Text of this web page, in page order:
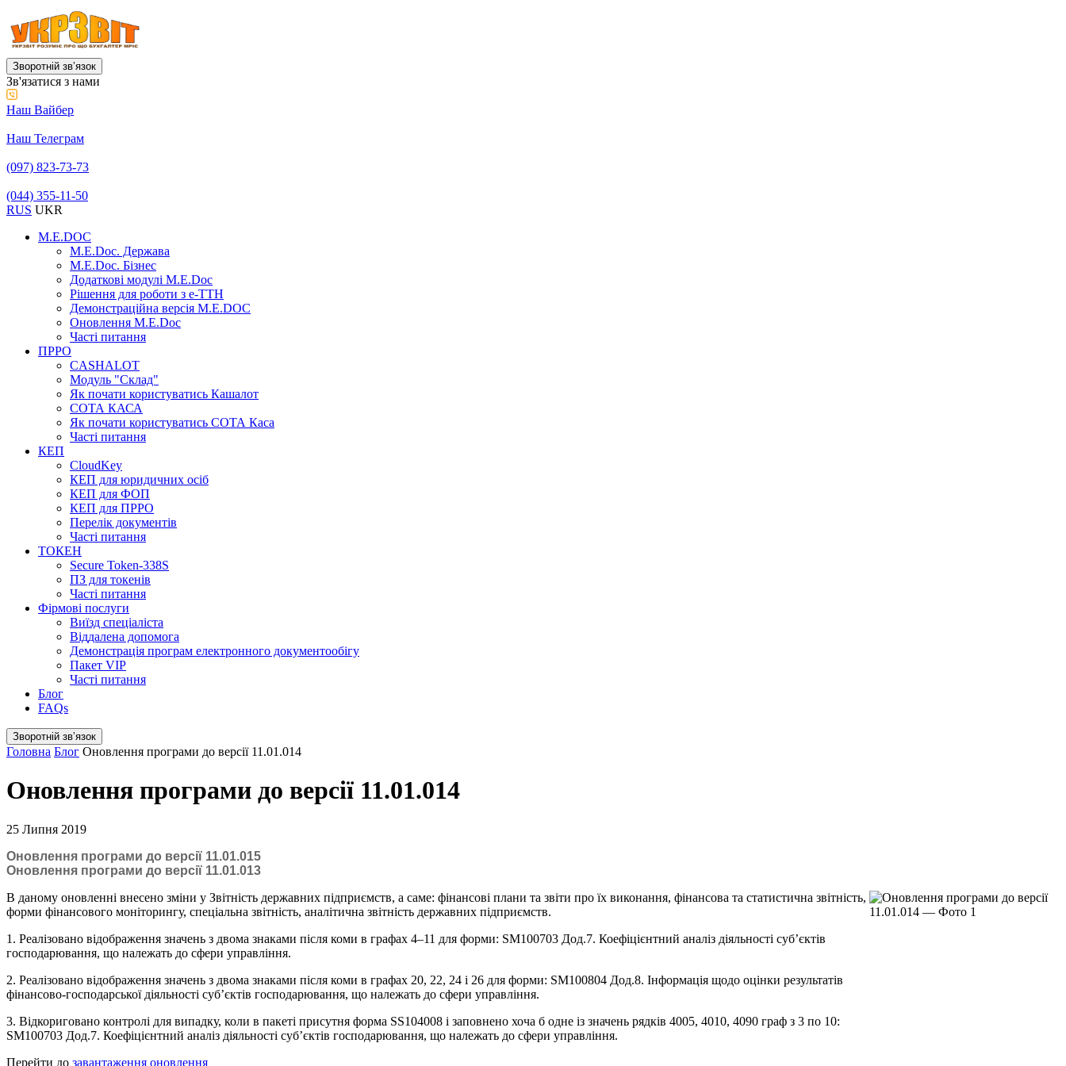
Зворотній звʼязок
Зв'язатися з нами
Наш Вайбер
Наш Телеграм
(097) 823-73-73
(044) 355-11-50
RUS UKR
M.E.DOC
M.E.Doc. Держава
M.E.Doc. Бізнес
Додаткові модулі M.E.Doc
Рішення для роботи з е-ТТН
Демонстраційна версія M.E.DOC
Оновлення M.E.Doc
Часті питання
ПРРО
CASHALOT
Модуль "Склад"
Як почати користуватись Кашалот
СОТА КАСА
Як почати користуватись СОТА Каса
Часті питання
КЕП
CloudKey
КЕП для юридичних осіб
КЕП для ФОП
КЕП для ПРРО
Перелік документів
Часті питання
ТОКЕН
Secure Token-338S
ПЗ для токенів
Часті питання
Фірмові послуги
Виїзд спеціаліста
Віддалена допомога
Демонстрація програм електронного документообігу
Пакет VIP
Часті питання
Блог
FAQs
Зворотній звʼязок
Головна Блог Оновлення програми до версії 11.01.014
Оновлення програми до версії 11.01.014
25 Липня 2019
Оновлення програми до версії 11.01.015
Оновлення програми до версії 11.01.013
В даному оновленні внесено зміни у Звітність державних підприємств, а саме: фінансові плани та звіти про їх виконання, фінансова та статистична звітність,
форми фінансового моніторингу, спеціальна звітність, аналітична звітність державних підприємств.
1. Реалізовано відображення значень з двома знаками після коми в графах 4–11 для форми: SM100703 Дод.7. Коефіцієнтний аналіз діяльності суб’єктів
господарювання, що належать до сфери управління.
2. Реалізовано відображення значень з двома знаками після коми в графах 20, 22, 24 і 26 для форми: SM100804 Дод.8. Інформація щодо оцінки результатів
фінансово-господарської діяльності суб’єктів господарювання, що належать до сфери управління.
3. Відкориговано контролі для випадку, коли в пакеті присутня форма SS104008 і заповнено хоча б одне із значень рядків 4005, 4010, 4090 граф з 3 по 10:
SM100703 Дод.7. Коефіцієнтний аналіз діяльності суб’єктів господарювання, що належать до сфери управління.
Перейти до завантаження оновлення